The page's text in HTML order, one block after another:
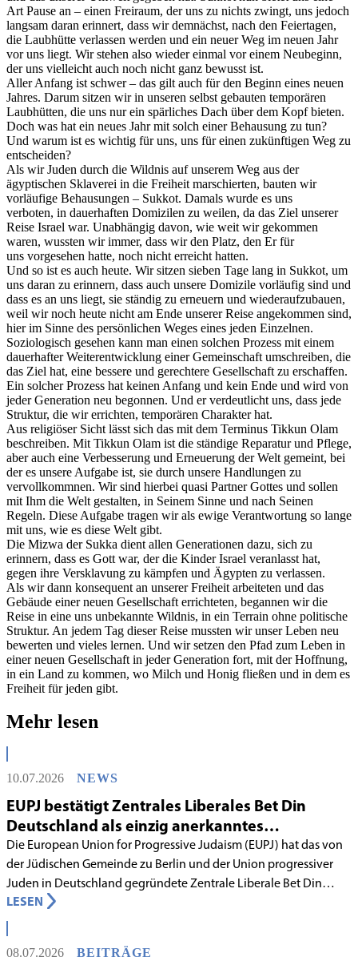
Art Pause an – einen Freiraum, der uns zu nichts zwingt, uns jedoch
langsam daran erinnert, dass wir demnächst, nach den Feiertagen,
die Laubhütte verlassen werden und ein neuer Weg im neuen Jahr
vor uns liegt. Wir stehen also wieder einmal vor einem Neubeginn,
der uns vielleicht auch noch nicht ganz bewusst ist.
Aller Anfang ist schwer – das gilt auch für den Beginn eines neuen
Jahres. Darum sitzen wir in unseren selbst gebauten temporären
Laubhütten, die uns nur ein spärliches Dach über dem Kopf bieten.
Doch was hat ein neues Jahr mit solch einer Behausung zu tun?
Und warum ist es wichtig für uns, uns für einen zukünftigen Weg zu
entscheiden?
Als wir Juden durch die Wildnis auf unserem Weg aus der
ägyptischen Sklaverei in die Freiheit marschierten, bauten wir
vorläufige Behausungen – Sukkot. Damals wurde es uns
verboten, in dauerhaften Domizilen zu weilen, da das Ziel unserer
Reise Israel war. Unabhängig davon, wie weit wir gekommen
waren, wussten wir immer, dass wir den Platz, den Er für
uns vorgesehen hatte, noch nicht erreicht hatten.
Und so ist es auch heute. Wir sitzen sieben Tage lang in Sukkot, um
uns daran zu erinnern, dass auch unsere Domizile vorläufig sind und
dass es an uns liegt, sie ständig zu erneuern und wiederaufzubauen,
weil wir noch heute nicht am Ende unserer Reise angekommen sind,
hier im Sinne des persönlichen Weges eines jeden Einzelnen.
Soziologisch gesehen kann man einen solchen Prozess mit einem
dauerhafter Weiterentwicklung einer Gemeinschaft umschreiben, die
das Ziel hat, eine bessere und gerechtere Gesellschaft zu erschaffen.
Ein solcher Prozess hat keinen Anfang und kein Ende und wird von
jeder Generation neu begonnen. Und er verdeutlicht uns, dass jede
Struktur, die wir errichten, temporären Charakter hat.
Aus religiöser Sicht lässt sich das mit dem Terminus Tikkun Olam
beschreiben. Mit Tikkun Olam ist die ständige Reparatur und Pflege,
aber auch eine Verbesserung und Erneuerung der Welt gemeint, bei
der es unsere Aufgabe ist, sie durch unsere Handlungen zu
vervollkommnen. Wir sind hierbei quasi Partner Gottes und sollen
mit Ihm die Welt gestalten, in Seinem Sinne und nach Seinen
Regeln. Diese Aufgabe tragen wir als ewige Verantwortung so lange
mit uns, wie es diese Welt gibt.
Die Mizwa der Sukka dient allen Generationen dazu, sich zu
erinnern, dass es Gott war, der die Kinder Israel veranlasst hat,
gegen ihre Versklavung zu kämpfen und Ägypten zu verlassen.
Als wir dann konsequent an unserer Freiheit arbeiteten und das
Gebäude einer neuen Gesellschaft errichteten, begannen wir die
Reise in eine uns unbekannte Wildnis, in ein Terrain ohne politische
Struktur. An jedem Tag dieser Reise mussten wir unser Leben neu
bewerten und vieles lernen. Und wir setzen den Pfad zum Leben in
einer neuen Gesellschaft in jeder Generation fort, mit der Hoffnung,
in ein Land zu kommen, wo Milch und Honig fließen und in dem es
Freiheit für jeden gibt.
Mehr lesen
10.07.2026 NEWS
EUPJ bestätigt Zentrales Liberales Bet Din
Deutschland als einzig anerkanntes
liberales Rabbinatsgericht
Die European Union for Progressive Judaism (EUPJ) hat das von
der Jüdischen Gemeinde zu Berlin und der Union progressiver
Juden in Deutschland gegründete Zentrale Liberale Bet Din
Deutschland mit Wirkung zum 1. Juni 2026 als anerkanntes
Rabbinatsgericht aufgenommen.
LESEN
08.07.2026 BEITRÄGE